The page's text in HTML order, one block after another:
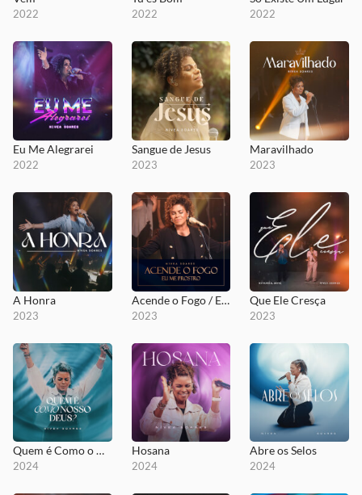
2022 2022 2022
Eu Me Alegrarei
2022
Sangue de Jesus
2023
Maravilhado
2023
A Honra
2023
Acende o Fogo / Eu Me Prostro
2023
Que Ele Cresça
2023
Quem é Como o Nosso Deus
2024
Hosana
2024
Abre os Selos
2024